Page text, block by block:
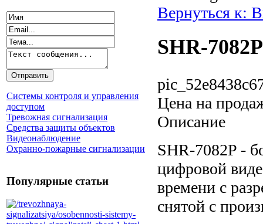
Системы контроля и управления
доступом
Тревожная сигнализация
Средства защиты объектов
Видеонаблюдение
Охранно-пожарные сигнализации
Популярные статьи
Вернуться к:
SHR-
Цена на
Описание
SHR-7082P -
цифровой
времени с
снятой с